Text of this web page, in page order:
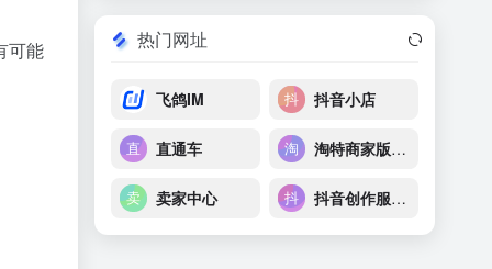
可能
热门网址
飞鸽IM 抖音小店
直通车 淘特商家版后台
卖家中心 抖音创作服务平台